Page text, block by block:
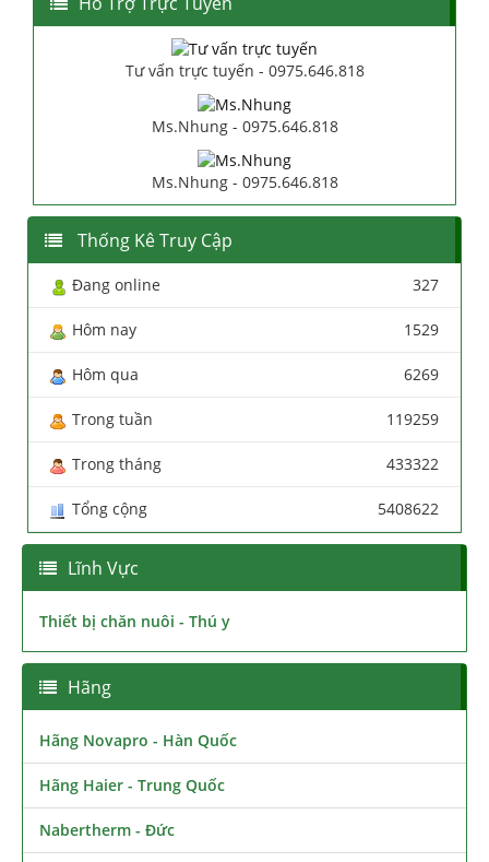
Tư vấn trực tuyến - 0975.646.818
Ms.Nhung - 0975.646.818
Ms.Nhung - 0975.646.818
Thống Kê Truy Cập
Đang online 327
Hôm nay 1529
Hôm qua 6269
Trong tuần 119259
Trong tháng 433322
Tổng cộng 5408622
Lĩnh Vực
Thiết bị chăn nuôi - Thú y
Hãng
Hãng Novapro - Hàn Quốc
Hãng Haier - Trung Quốc
Nabertherm - Đức